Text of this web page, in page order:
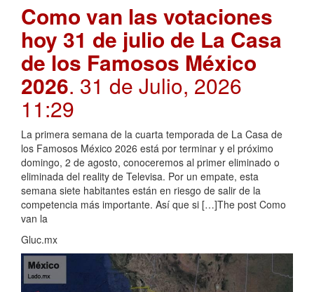
Como van las votaciones
hoy 31 de julio de La Casa
de los Famosos México
2026. 31 de Julio, 2026
11:29
La primera semana de la cuarta temporada de La Casa de
los Famosos México 2026 está por terminar y el próximo
domingo, 2 de agosto, conoceremos al primer eliminado o
eliminada del reality de Televisa. Por un empate, esta
semana siete habitantes están en riesgo de salir de la
competencia más importante. Así que si […]The post Como
van la
Gluc.mx